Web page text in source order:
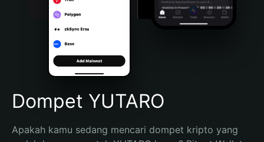
Português (Brasil)
Español (Argentina)
Dompet YUTARO
Apakah kamu sedang mencari dompet kripto yang